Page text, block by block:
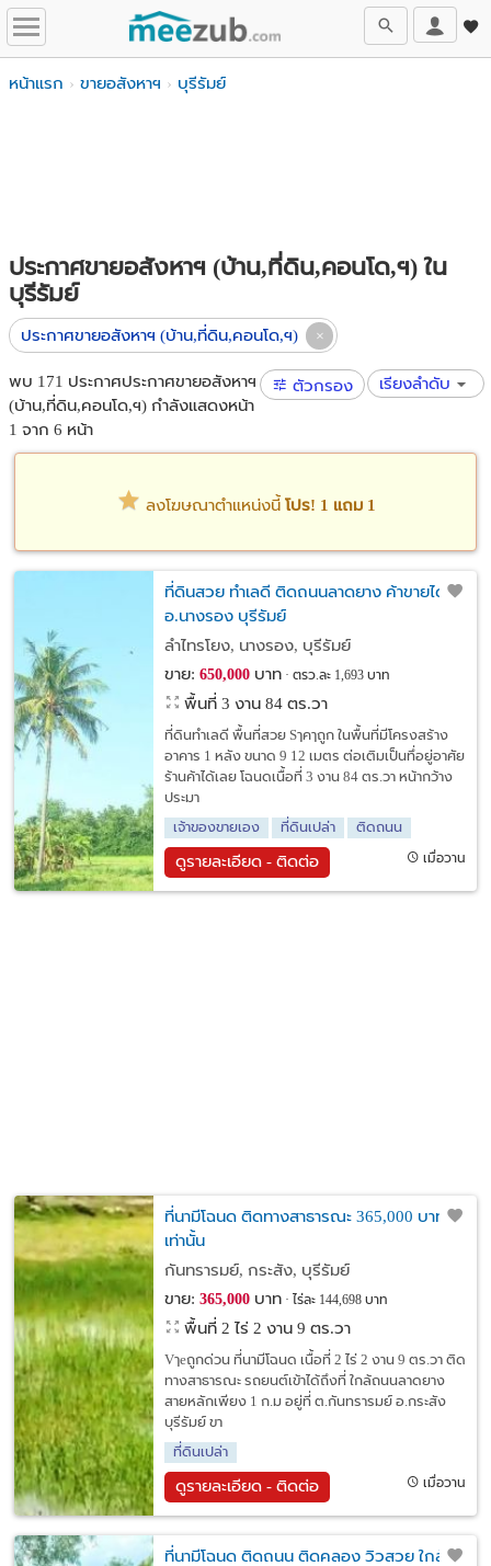
หน้าแรก ขายอสังหาฯ บุรีรัมย์
ประกาศขายอสังหาฯ (บ้าน,ที่ดิน,คอนโด,ฯ) ใน
บุรีรัมย์
ประกาศขายอสังหาฯ (บ้าน,ที่ดิน,คอนโด,ฯ)
พบ 171 ประกาศประกาศขายอสังหาฯ
(บ้าน,ที่ดิน,คอนโด,ฯ) กำลังแสดงหน้า
1 จาก 6 หน้า
ตัวกรอง เรียงลำดับ
ลงโฆษณาตำแหน่งนี้ โปร! 1 แถม 1
ที่ดินสวย ทำเลดี ติดถนนลาดยาง ค้าขายได้
อ.นางรอง บุรีรัมย์
ลำไทรโยง, นางรอง, บุรีรัมย์
ขาย: 650,000บาท ตรว.ละ 1,693 บาท
พื้นที่ 3 งาน 84 ตร.วา
ที่ดินทำเลดี พื้นที่สวย Sๅคๅถูก ในพื้นที่มีโครงสร้าง
อาคาร 1 หลัง ขนาด 9 12 เมตร ต่อเติมเป็นทึ่อยู่อาศัย
ร้านค้าได้เลย โฉนดเนื้อที่ 3 งาน 84 ตร.วา หน้ากว้าง
ประมา
เจ้าของขายเอง
ที่ดินเปล่า ติดถนน
ดูรายละเอียด - ติดต่อ เมื่อวาน
ที่นามีโฉนด ติดทางสาธารณะ 365,000 บาท
เท่านั้น
กันทรารมย์, กระสัง, บุรีรัมย์
ขาย: 365,000บาท ไร่ละ 144,698 บาท
พื้นที่ 2 ไร่ 2 งาน 9 ตร.วา
Vๅeถูกด่วน ที่นามีโฉนด เนื้อที่ 2 ไร่ 2 งาน 9 ตร.วา ติด
ทางสาธารณะ รถยนต์เข้าได้ถึงที่ ใกล้ถนนลาดยาง
สายหลักเพียง 1 ก.ม อยู่ที่ ต.กันทรารมย์ อ.กระสัง
บุรีรัมย์ ขา
ที่ดินเปล่า
ดูรายละเอียด - ติดต่อ เมื่อวาน
ที่นามีโฉนด ติดถนน ติดคลอง วิวสวย ใกล้